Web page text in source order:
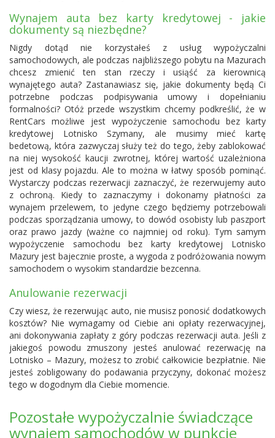
Wynajem auta bez karty kredytowej - jakie
dokumenty są niezbędne?
Nigdy dotąd nie korzystałeś z usług wypożyczalni
samochodowych, ale podczas najbliższego pobytu na Mazurach
chcesz zmienić ten stan rzeczy i usiąść za kierownicą
wynajętego auta? Zastanawiasz się, jakie dokumenty będą Ci
potrzebne podczas podpisywania umowy i dopełnianiu
formalności? Otóż przede wszystkim chcemy podkreślić, że w
RentCars możliwe jest wypożyczenie samochodu bez karty
kredytowej Lotnisko Szymany, ale musimy mieć kartę
bedetową, która zazwyczaj służy też do tego, żeby zablokować
na niej wysokość kaucji zwrotnej, której wartość uzależniona
jest od klasy pojazdu. Ale to można w łatwy sposób pominąć.
Wystarczy podczas rezerwacji zaznaczyć, że rezerwujemy auto
z ochroną. Kiedy to zaznaczymy i dokonamy płatności za
wynajem przelewem, to jedyne czego będziemy potrzebowali
podczas sporządzania umowy, to dowód osobisty lub paszport
oraz prawo jazdy (ważne co najmniej od roku). Tym samym
wypożyczenie samochodu bez karty kredytowej Lotnisko
Mazury jest bajecznie proste, a wygoda z podróżowania nowym
samochodem o wysokim standardzie bezcenna.
Anulowanie rezerwacji
Czy wiesz, że rezerwując auto, nie musisz ponosić dodatkowych
kosztów? Nie wymagamy od Ciebie ani opłaty rezerwacyjnej,
ani dokonywania zapłaty z góry podczas rezerwacji auta. Jeśli z
jakiegoś powodu zmuszony jesteś anulować rezerwację na
Lotnisko – Mazury, możesz to zrobić całkowicie bezpłatnie. Nie
jesteś zobligowany do podawania przyczyny, dokonać możesz
tego w dogodnym dla Ciebie momencie.
Pozostałe wypożyczalnie świadczące
wynajem samochodów w punkcie